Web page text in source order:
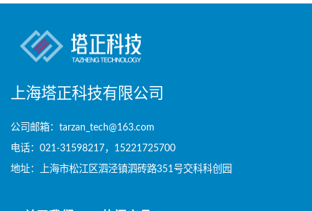
上海塔正科技有限公司
公司邮箱：tarzan_tech@163.com
电话：021-31598217，15221725700
地址：上海市松江区泗泾镇泗砖路351号交科科创园